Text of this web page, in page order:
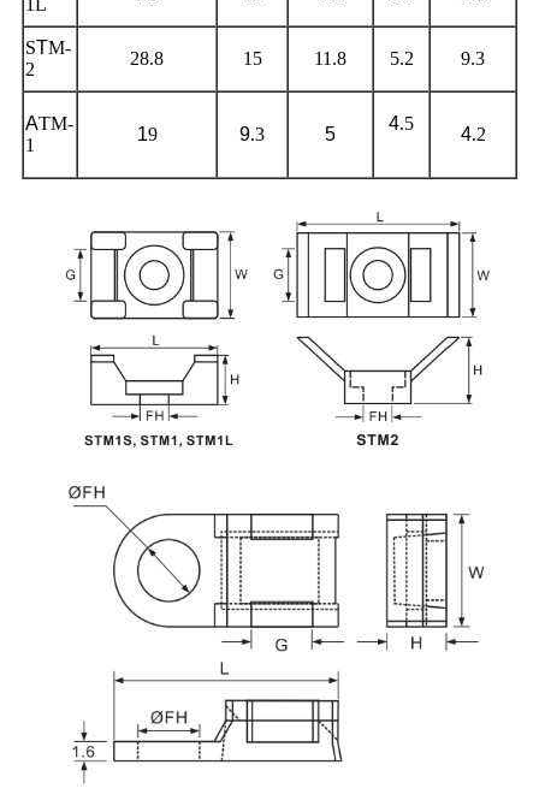
1L
STM-
2
28.8 15 11.8 5.2 9.3
ATM-
1
19 9.3 5
4.5
4.2